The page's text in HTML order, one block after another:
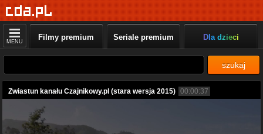
MENU Filmy premium Seriale premium Dla dzieci
szukaj
Zwiastun kanału Czajnikowy.pl (stara wersja 2015) 00:00:37